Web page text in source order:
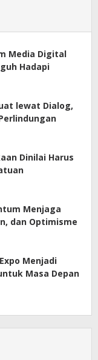
Media Digital
Hadapi
lewat Dialog,
Dinilai Harus
Menjaga
dan Optimisme
Menjadi
Masa Depan